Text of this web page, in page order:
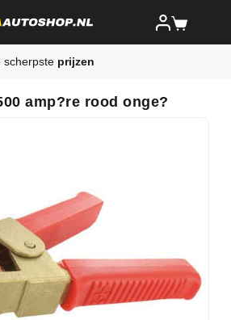
scherpste prijzen
amp?re rood onge?